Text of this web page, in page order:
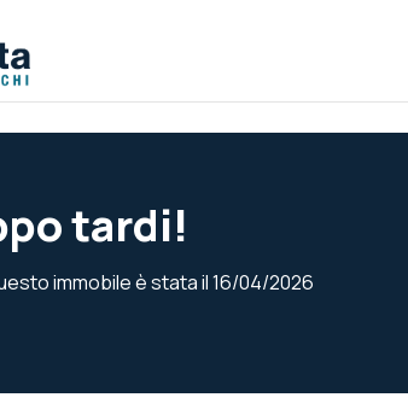
tardi!
immobile è stata il 16/04/2026